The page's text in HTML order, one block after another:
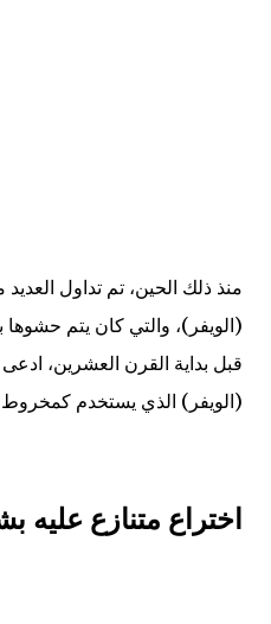
منذ ذلك الحين، تم تداول
(الويفر)، والتي كان يتم حشوها
قبل بداية القرن العشرين،
(الويفر) الذي يستخدم كمخروط
اختراع متنازع عليه